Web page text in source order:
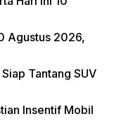
Agustus 2026,
Tantang SUV
Insentif Mobil